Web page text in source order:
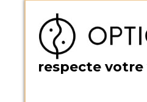
BOUTIQUE
5 quai de la
respecte votre